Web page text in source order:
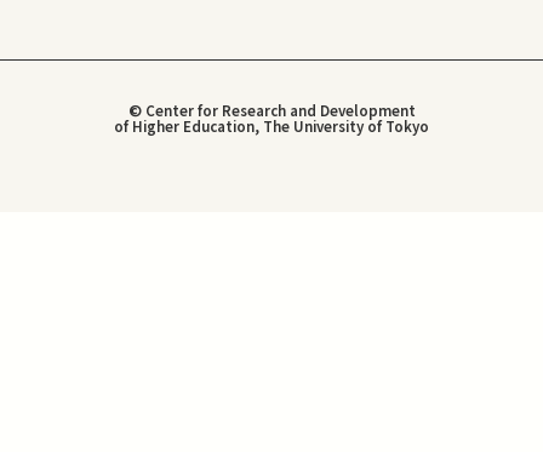
© Center for Research and Development
of Higher Education, The University of Tokyo